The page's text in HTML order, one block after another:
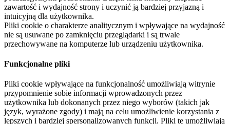
zawartość i wydajność strony i uczynić ją bardziej przyjazną i
intuicyjną dla użytkownika.
Pliki cookie o charakterze analitycznym i wpływające na wydajność
nie są usuwane po zamknięciu przeglądarki i są trwale
przechowywane na komputerze lub urządzeniu użytkownika.
Funkcjonalne pliki
Pliki cookie wpływające na funkcjonalność umożliwiają witrynie
przypomnienie sobie informacji wprowadzonych przez
użytkownika lub dokonanych przez niego wyborów (takich jak
język, wyrażone zgody) i mają na celu umożliwienie korzystania z
lepszych i bardziej spersonalizowanych funkcji. Pliki te umożliwiają